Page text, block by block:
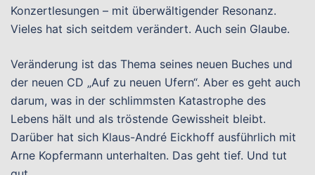
Konzertlesungen – mit überwältigender Resonanz.
Vieles hat sich seitdem verändert. Auch sein Glaube.
Veränderung ist das Thema seines neuen Buches und
der neuen CD „Auf zu neuen Ufern“. Aber es geht auch
darum, was in der schlimmsten Katastrophe des
Lebens hält und als tröstende Gewissheit bleibt.
Darüber hat sich Klaus-André Eickhoff ausführlich mit
Arne Kopfermann unterhalten. Das geht tief. Und tut